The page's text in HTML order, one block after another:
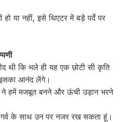
या नहीं, इसे थिएटर में बड़े पर्दे पर
थी कि भले ही यह एक छोटी सी कृति
आनंद लेंगे।
ने हमें मजबूत बनने और ऊंची उड़ान भरने
के साथ उन पर नजर रख सकता हूं।